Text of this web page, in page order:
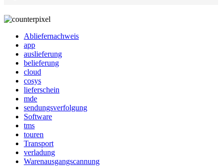
Abliefernachweis
app
auslieferung
belieferung
cloud
cosys
lieferschein
mde
sendungsverfolgung
Software
tms
touren
Transport
verladung
Warenausgangscannung